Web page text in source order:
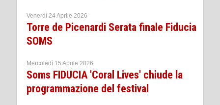
Venerdì 24 Aprile 2026
Torre de Picenardi Serata finale Fiducia
SOMS
Mercoledì 15 Aprile 2026
Soms FIDUCIA 'Coral Lives' chiude la
programmazione del festival